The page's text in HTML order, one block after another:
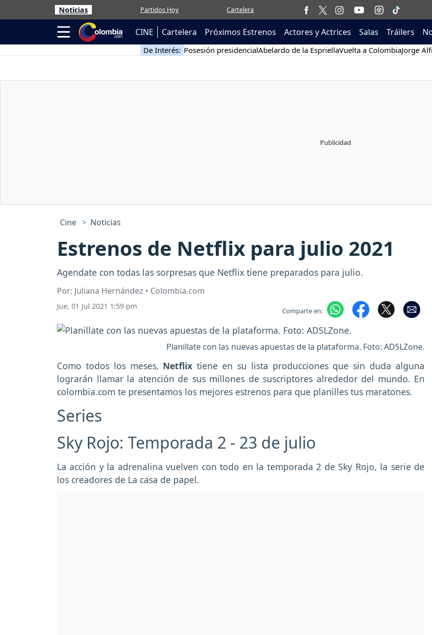
Noticias Partidos Hoy Cartelera
CINE Cartelera Próximos Estrenos Actores y Actrices Salas Tráilers
De Interés: Posesión presidencialAbelardo de la EspriellaVuelta a ColombiaJorge
Cine Noticias
Estrenos de Netflix para julio 2021
Agendate con todas las sorpresas que Netflix tiene preparados para julio.
Por: Juliana Hernández • Colombia.com
Jue, 01 Jul 2021 1:59 pm Comparte en:
Planillate con las nuevas apuestas de la plataforma. Foto: ADSLZone.
Como todos los meses, Netflixtiene en su lista producciones que sin duda alguna
lograrán llamar la atención de sus millones de suscriptores alrededor del mundo. En
colombia.com te presentamos los mejores estrenos para que planilles tus maratones.
Series
Sky Rojo: Temporada 2 - 23 de julio
La acción y la adrenalina vuelven con todo en la temporada 2 de Sky Rojo, la serie de
los creadores de La casa de papel.